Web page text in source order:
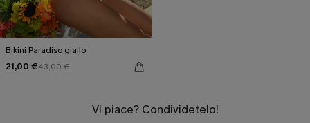
Bikini Paradiso giallo
21,00 €43,00 €
Vi piace? Condividetelo!